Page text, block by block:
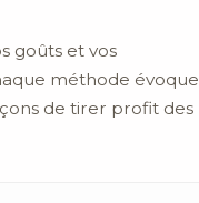
goûts et vos
méthode évoque
de tirer profit des